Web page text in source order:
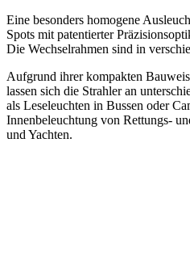
Eine besonders homogene
Spots mit patentierter
Die Wechselrahmen sind in
Aufgrund ihrer kompakten
lassen sich die Strahler an
als Leseleuchten in Bussen oder
Innenbeleuchtung von Rettungs-
und Yachten.